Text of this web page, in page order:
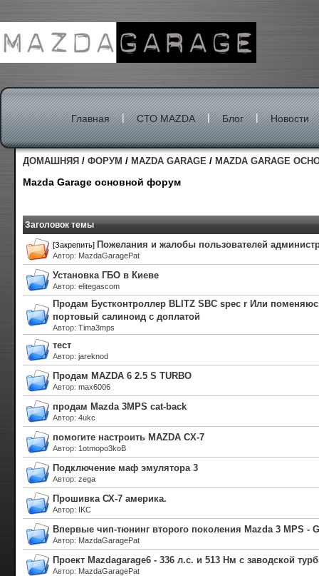
Главная | СТО MAZDA | Блог | Новости
ДОМАШНЯЯ / ФОРУМ / MAZDA GARAGE / MAZDA GARAGE
Mazda Garage основной форум
Заголовок темы
[Закрепить] Пожелания и жалобы пользователей
Автор: MazdaGaragePat
Установка ГБО в Киеве
Автор: elitegascom
Продам Бустконтроллер BLITZ SBC spec r Или
портовый салиноид с доплатой
Автор: Tima3mps
тест
Автор: jareknod
Продам MAZDA 6 2.5 S TURBO
Автор: max6006
продам Mazda 3MPS cat-back
Автор: 4ukc
помогите настроить MAZDA CX-7
Автор: 1otmopo3koB
Подключение маф эмулятора 3
Автор: zega
Прошивка СХ-7 америка.
Автор: IKC
Впервые чип-тюнинг второго поколения Mazda 3 MPS -
Автор: MazdaGaragePat
Проект Mazdagarage6 - 336 л.с. и 513 Нм с заводской
Автор: MazdaGaragePat